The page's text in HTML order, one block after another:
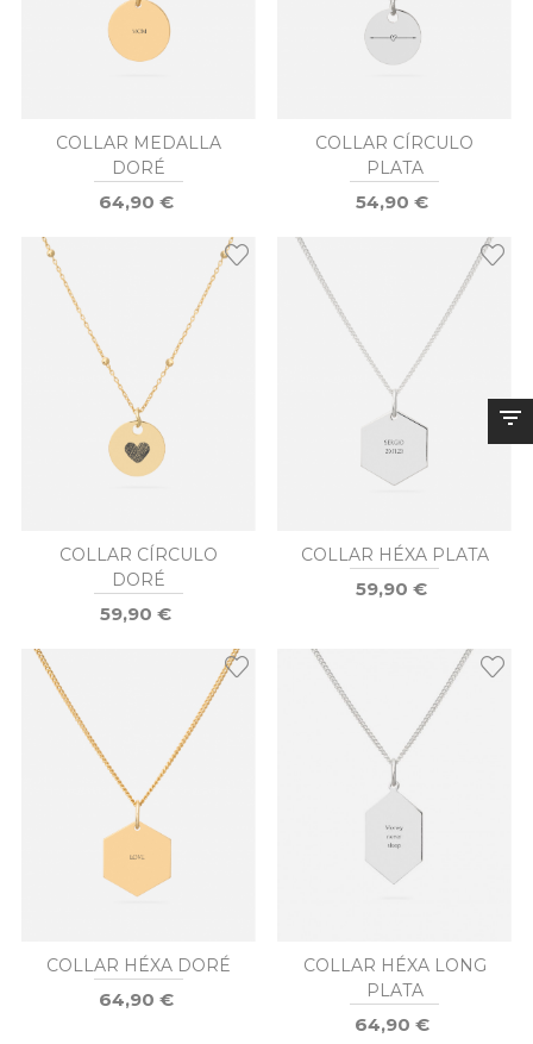
COLLAR MEDALLA
DORÉ
64,90 €
COLLAR CÍRCULO
PLATA
54,90 €
COLLAR CÍRCULO
DORÉ
59,90 €
COLLAR HÉXA PLATA
59,90 €
COLLAR HÉXA DORÉ
64,90 €
COLLAR HÉXA LONG
PLATA
64,90 €